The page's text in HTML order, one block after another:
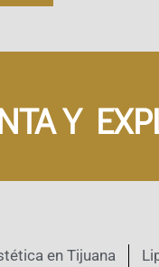
Y
en Tijuana